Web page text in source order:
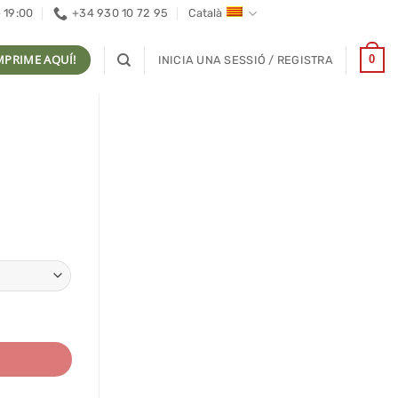
19:00 +34 930 10 72 95 Català
AQUÍ! INICIA UNA SESSIÓ / REGISTRA 0